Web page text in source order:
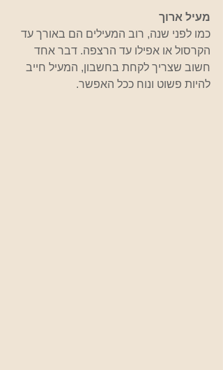
מעיל ארוך
כמו לפני שנה, רוב המעילים הם באורך עד
הקרסול או אפילו עד הרצפה. דבר אחד
חשוב שצריך לקחת בחשבון, המעיל חייב
להיות פשוט ונוח ככל האפשר.